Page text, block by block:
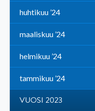
huhtikuu ’24
maaliskuu ’24
helmikuu ’24
tammikuu ’24
VUOSI 2023